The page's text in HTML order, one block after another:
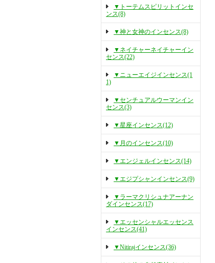
▼トーテムスピリットインセ
ンス(8)
▼神と女神のインセンス(8)
▼ネイチャーネイチャーイン
センス(22)
▼ニューエイジインセンス(1
1)
▼センチュアルウーマンイン
センス(3)
▼星座インセンス(12)
▼月のインセンス(10)
▼エンジェルインセンス(14)
▼エジプシャンインセンス(9)
▼ラーマクリシュナアーナン
ダインセンス(17)
▼エッセンシャルエッセンス
インセンス(41)
▼Nitirajインセンス(36)